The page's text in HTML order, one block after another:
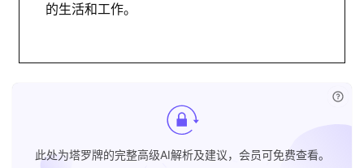
的生活和工作。
此处为塔罗牌的完整高级AI解析及建议，会员可免费查看。